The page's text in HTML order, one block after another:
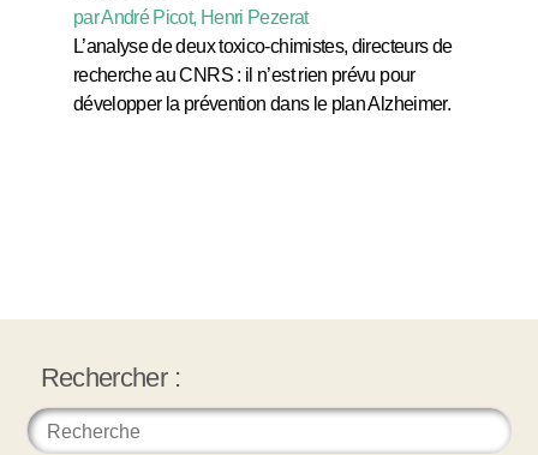
par André Picot, Henri Pezerat
L’analyse de deux toxico-chimistes, directeurs de
recherche au CNRS : il n’est rien prévu pour
développer la prévention dans le plan Alzheimer.
Rechercher :